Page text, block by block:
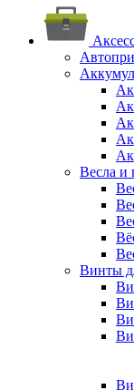
Весла и
Винты